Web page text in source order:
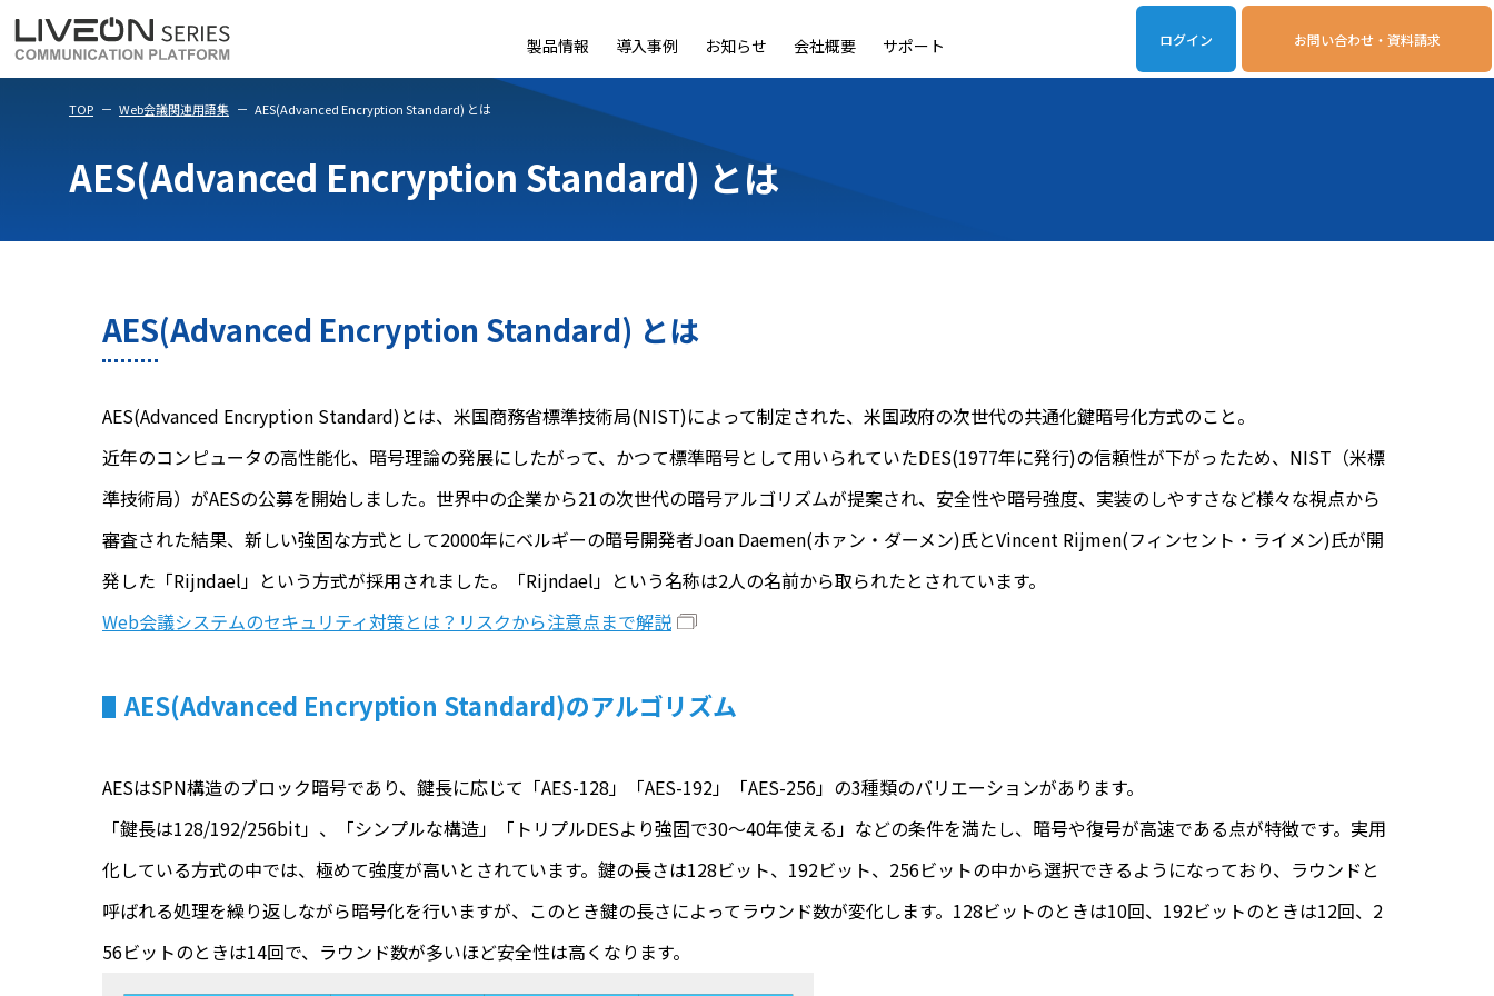
ログイン お問い合わせ・資料請求
製品情報
LiveOn Meet LiveOn Wearable LiveOn Nano
導入事例 お知らせ 会社概要 サポート
TOP Web会議関連用語集 AES(Advanced Encryption Standard) とは
AES(Advanced Encryption Standard) とは
AES(Advanced Encryption Standard) とは
AES(Advanced Encryption Standard)とは、米国商務省標準技術局(NIST)によって制定された、米国政府の次世代の共通化鍵暗号化方式のこと。
近年のコンピュータの高性能化、暗号理論の発展にしたがって、かつて標準暗号として用いられていたDES(1977年に発行)の信頼性が下がったため、NIST（米標
準技術局）がAESの公募を開始しました。世界中の企業から21の次世代の暗号アルゴリズムが提案され、安全性や暗号強度、実装のしやすさなど様々な視点から
審査された結果、新しい強固な方式として2000年にベルギーの暗号開発者Joan Daemen(ホァン・ダーメン)氏とVincent Rijmen(フィンセント・ライメン)氏が開
発した「Rijndael」という方式が採用されました。「Rijndael」という名称は2人の名前から取られたとされています。
Web会議システムのセキュリティ対策とは？リスクから注意点まで解説
AES(Advanced Encryption Standard)のアルゴリズム
AESはSPN構造のブロック暗号であり、鍵長に応じて「AES-128」「AES-192」「AES-256」の3種類のバリエーションがあります。
「鍵長は128/192/256bit」、「シンプルな構造」「トリプルDESより強固で30～40年使える」などの条件を満たし、暗号や復号が高速である点が特徴です。実用
化している方式の中では、極めて強度が高いとされています。鍵の長さは128ビット、192ビット、256ビットの中から選択できるようになっており、ラウンドと
呼ばれる処理を繰り返しながら暗号化を行いますが、このとき鍵の長さによってラウンド数が変化します。128ビットのときは10回、192ビットのときは12回、2
56ビットのときは14回で、ラウンド数が多いほど安全性は高くなります。